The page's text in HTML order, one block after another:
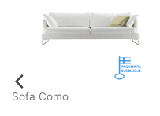
Sofa Como